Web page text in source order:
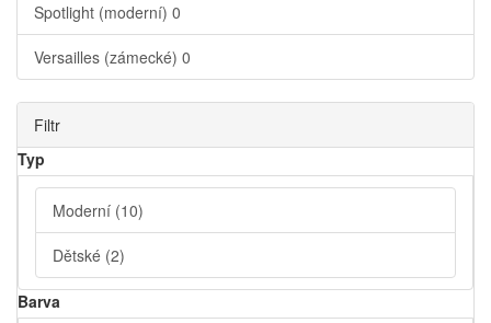
Spotlight (moderní) 0
Versailles (zámecké) 0
Filtr
Typ
Moderní (10)
Dětské (2)
Barva